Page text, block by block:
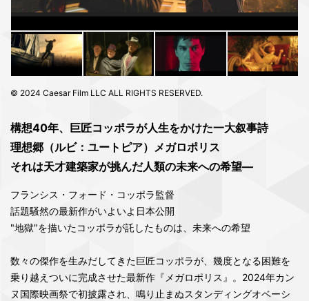
© 2024 Caesar Film LLC ALL RIGHTS RESERVED.
構想40年、巨匠コッポラが人生をかけた一大叙事詩
理想郷（ルビ：ユートピア）メガロポリス
それは天才建築家が挑んだ人類の未来への希望―
フランシス・フォード・コッポラ監督
話題騒然の最新作がいよいよ日本公開
"地獄"を描いたコッポラが託したものは、未来への希望
数々の傑作を生みだしてきた巨匠コッポラが、幾度となる困難を
乗り越えついに完成させた最新作『メガロポリス』。2024年カン
ヌ国際映画祭で初披露され、鳴り止まぬスタンディングオベーシ